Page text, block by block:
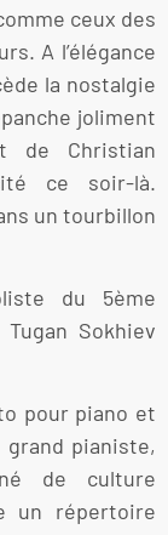
ceux des
A l’élégance
la nostalgie
joliment
de Christian
ce soir-là.
un tourbillon
du 5ème
Sokhiev
pour piano et
pianiste,
de culture
un répertoire